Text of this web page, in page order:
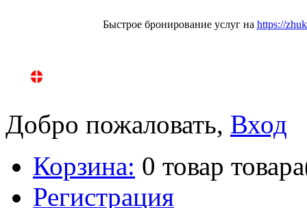
Быстрое бронирование услуг на https://
Добро пожаловать, Вход
Корзина: 0 товар
Регистрация